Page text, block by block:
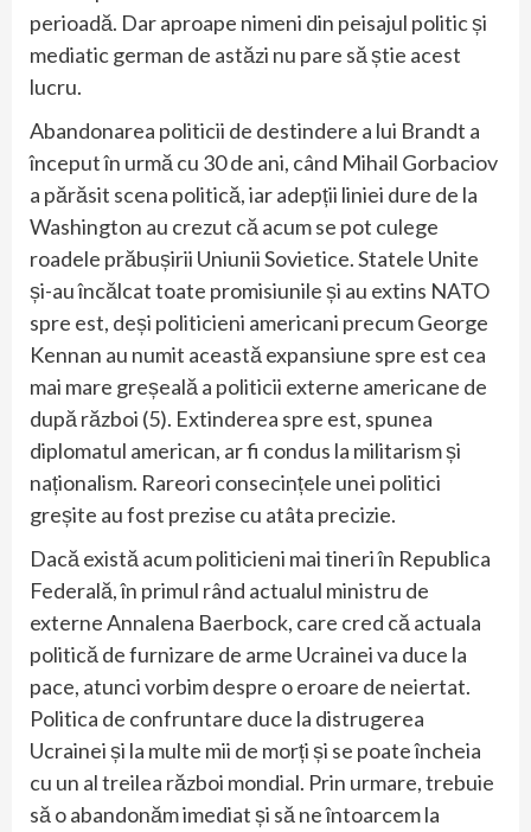
perioadă. Dar aproape nimeni din peisajul politic și
mediatic german de astăzi nu pare să știe acest
lucru.
Abandonarea politicii de destindere a lui Brandt a
început în urmă cu 30 de ani, când Mihail Gorbaciov
a părăsit scena politică, iar adepții liniei dure de la
Washington au crezut că acum se pot culege
roadele prăbușirii Uniunii Sovietice. Statele Unite
și-au încălcat toate promisiunile și au extins NATO
spre est, deși politicieni americani precum George
Kennan au numit această expansiune spre est cea
mai mare greșeală a politicii externe americane de
după război (5). Extinderea spre est, spunea
diplomatul american, ar fi condus la militarism și
naționalism. Rareori consecințele unei politici
greșite au fost prezise cu atâta precizie.
Dacă există acum politicieni mai tineri în Republica
Federală, în primul rând actualul ministru de
externe Annalena Baerbock, care cred că actuala
politică de furnizare de arme Ucrainei va duce la
pace, atunci vorbim despre o eroare de neiertat.
Politica de confruntare duce la distrugerea
Ucrainei și la multe mii de morți și se poate încheia
cu un al treilea război mondial. Prin urmare, trebuie
să o abandonăm imediat și să ne întoarcem la